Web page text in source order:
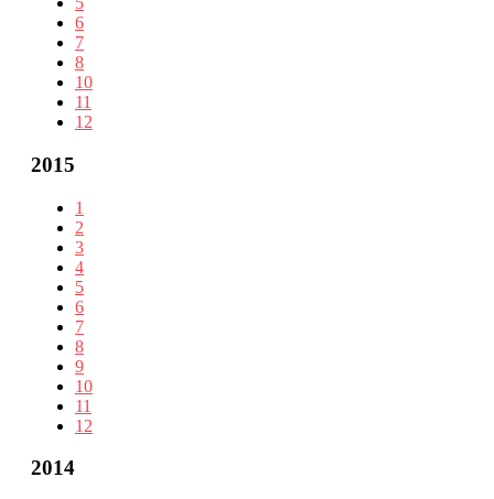
6
7
8
10
11
12
2015
1
2
3
4
5
6
7
8
9
10
11
12
2014